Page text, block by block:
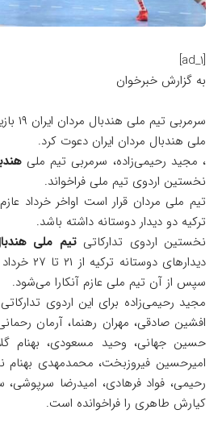
[ad_1]
به گزارش خبرخوان
ملی هندبال مردان ایران دعوت کرد.
، مجید رحیمی‌زاده، سرمربی تیم ملی
نخستین اردوی تیم‌ ملی فراخواند.
تیم ملی مردان قرار است اواخر خرداد
ترکیه دو دیدار دوستانه داشته باشد.
نخستین اردوی تدارکاتیتیم ملی
دیدارهای
سپس از آن تیم ملی عازم آنکارا می‌شود.
مجید رحیمی‌زاده برای این اردوی
افشین صادقی، مهران رهنما، آرمان
حسین جهانی، وحید مسعودی، بهنام
امیرحسین فیروزبخت، محمدمهدی بهنام
رحیمی، فواد فرهادی، امیدرضا سرپوشی،
کیارش طاهری را فراخوانده است.